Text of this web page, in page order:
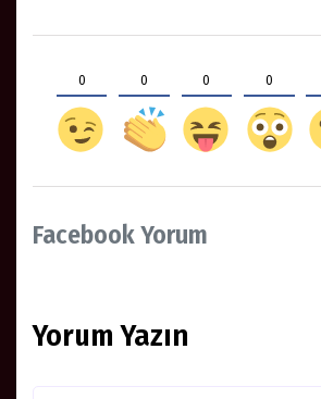
0 0 0 0
Facebook Yorum
Yorum Yazın